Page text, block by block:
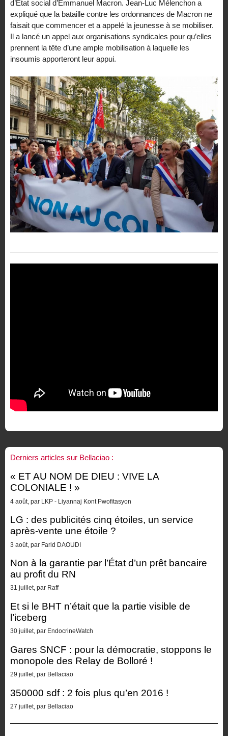
d’État social d’Emmanuel Macron. Jean-Luc Mélenchon a
expliqué que la bataille contre les ordonnances de Macron ne
faisait que commencer et a appelé la jeunesse à se mobiliser.
Il a lancé un appel aux organisations syndicales pour qu’elles
prennent la tête d’une ample mobilisation à laquelle les
insoumis apporteront leur appui.
Derniers articles sur Bellaciao :
« ET AU NOM DE DIEU : VIVE LA
COLONIALE ! »
4 août, par LKP - Liyannaj Kont Pwofitasyon
LG : des publicités cinq étoiles, un service
après-vente une étoile ?
3 août, par Farid DAOUDI
Non à la garantie par l’État d’un prêt bancaire
au profit du RN
31 juillet, par Raff
Et si le BHT n’était que la partie visible de
l’iceberg
30 juillet, par EndocrineWatch
Gares SNCF : pour la démocratie, stoppons le
monopole des Relay de Bolloré !
29 juillet, par Bellaciao
350000 sdf : 2 fois plus qu’en 2016 !
27 juillet, par Bellaciao